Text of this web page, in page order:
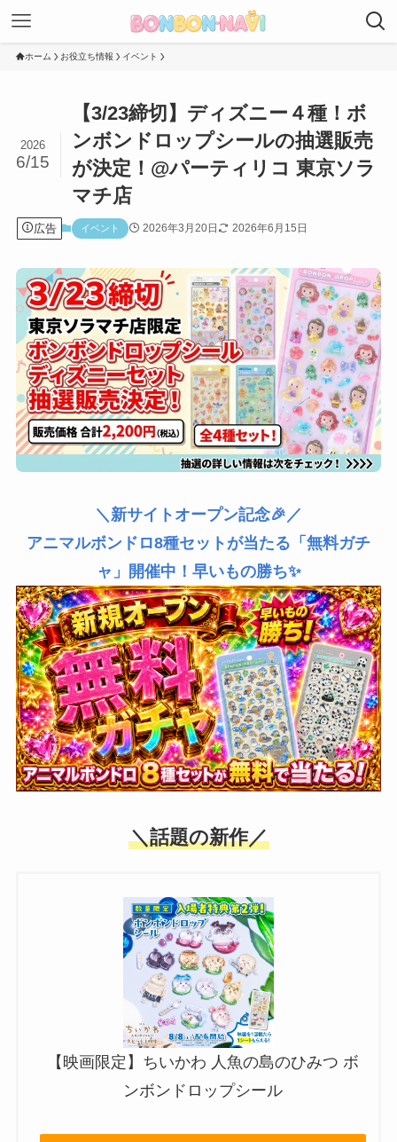
ホーム お役立ち情報 イベント
【3/23締切】ディズニー４種！ボ
ンボンドロップシールの抽選販売
が決定！@パーティリコ 東京ソラ
マチ店
2026
6/15
広告 イベント 2026年3月20日 2026年6月15日
＼新サイトオープン記念🎉／
アニマルボンドロ8種セットが当たる「無料ガチ
ャ」開催中！早いもの勝ち✨
＼話題の新作／
【映画限定】ちいかわ 人魚の島のひみつ ボ
ンボンドロップシール